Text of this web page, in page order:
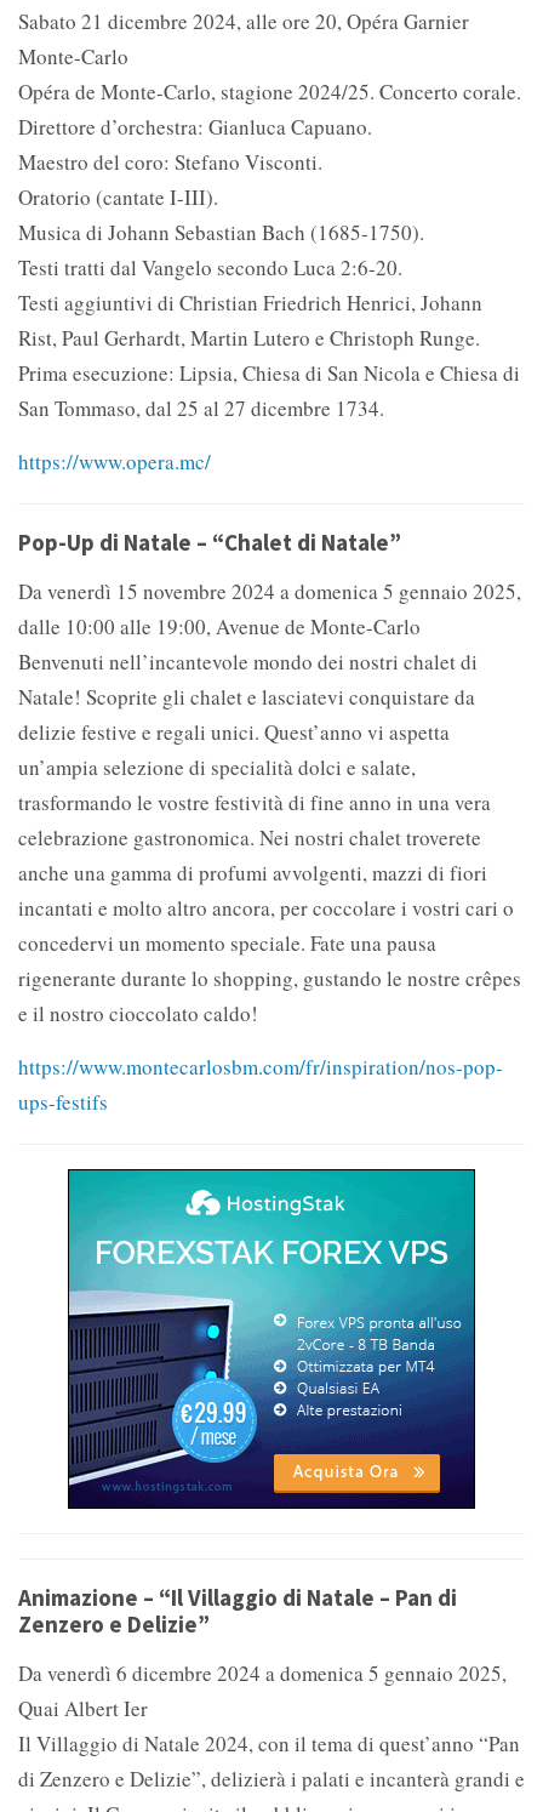
Sabato 21 dicembre 2024, alle ore 20, Opéra Garnier
Monte-Carlo
Opéra de Monte-Carlo, stagione 2024/25. Concerto corale.
Direttore d’orchestra: Gianluca Capuano.
Maestro del coro: Stefano Visconti.
Oratorio (cantate I-III).
Musica di Johann Sebastian Bach (1685-1750).
Testi tratti dal Vangelo secondo Luca 2:6-20.
Testi aggiuntivi di Christian Friedrich Henrici, Johann
Rist, Paul Gerhardt, Martin Lutero e Christoph Runge.
Prima esecuzione: Lipsia, Chiesa di San Nicola e Chiesa di
San Tommaso, dal 25 al 27 dicembre 1734.
https://www.opera.mc/
Pop-Up di Natale – “Chalet di Natale”
Da venerdì 15 novembre 2024 a domenica 5 gennaio 2025,
dalle 10:00 alle 19:00, Avenue de Monte-Carlo
Benvenuti nell’incantevole mondo dei nostri chalet di
Natale! Scoprite gli chalet e lasciatevi conquistare da
delizie festive e regali unici. Quest’anno vi aspetta
un’ampia selezione di specialità dolci e salate,
trasformando le vostre festività di fine anno in una vera
celebrazione gastronomica. Nei nostri chalet troverete
anche una gamma di profumi avvolgenti, mazzi di fiori
incantati e molto altro ancora, per coccolare i vostri cari o
concedervi un momento speciale. Fate una pausa
rigenerante durante lo shopping, gustando le nostre crêpes
e il nostro cioccolato caldo!
https://www.montecarlosbm.com/fr/inspiration/nos-pop-
ups-festifs
Animazione – “Il Villaggio di Natale – Pan di
Zenzero e Delizie”
Da venerdì 6 dicembre 2024 a domenica 5 gennaio 2025,
Quai Albert Ier
Il Villaggio di Natale 2024, con il tema di quest’anno “Pan
di Zenzero e Delizie”, delizierà i palati e incanterà grandi e